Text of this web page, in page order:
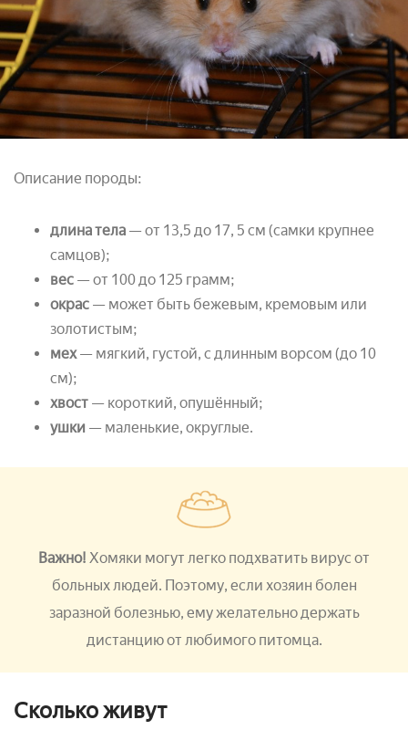
Описание породы:
длина тела — от 13,5 до 17, 5 см (самки крупнее
самцов);
вес — от 100 до 125 грамм;
окрас — может быть бежевым, кремовым или
золотистым;
мех— мягкий, густой, с длинным ворсом (до 10
см);
хвост — короткий, опушённый;
ушки — маленькие, округлые.
Важно! Хомяки могут легко подхватить вирус от
больных людей. Поэтому, если хозяин болен
заразной болезнью, ему желательно держать
дистанцию от любимого питомца.
Сколько живут